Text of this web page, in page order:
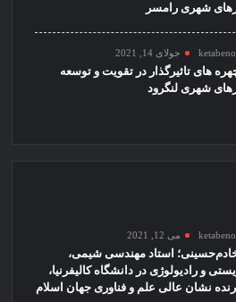
شهری رامسر
جولای 14, 2021
های تاثیرگذار در تقویت و توسعه
شهری لنگرود
می 12, 2021
استاد مهندسی شیمی،
و رادیولوژی در دانشگاه کالیفرنیا،
نشان عالی علم و فناوری جهان اسلام